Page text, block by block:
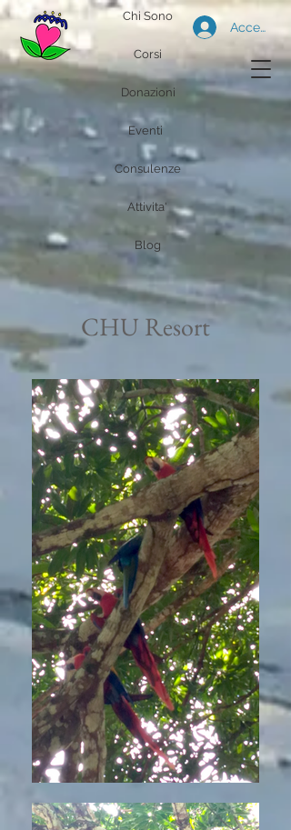
Chi Sono
Corsi
Donazioni
Consulenze
Attivita'
Blog
Accedi
Eventi
CHU Resort